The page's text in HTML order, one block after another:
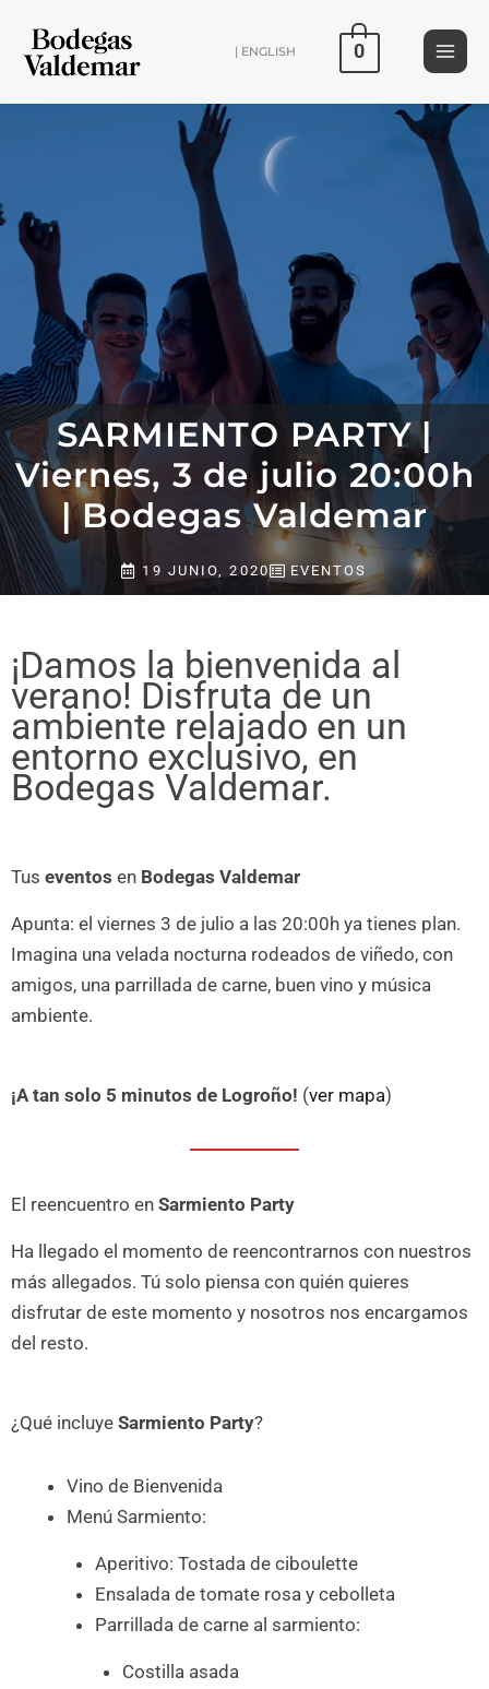
contenido
| ENGLISH 0
SARMIENTO PARTY |
Viernes, 3 de julio 20:00h
| Bodegas Valdemar
19 JUNIO, 2020 EVENTOS
¡Damos la bienvenida al
verano! Disfruta de un
ambiente relajado en un
entorno exclusivo, en
Bodegas Valdemar.
Tus eventos en Bodegas Valdemar
Apunta: el viernes 3 de julio a las 20:00h ya tienes plan.
Imagina una velada nocturna rodeados de viñedo, con
amigos, una parrillada de carne, buen vino y música
ambiente.
¡A tan solo 5 minutos de Logroño! (ver mapa)
El reencuentro en Sarmiento Party
Ha llegado el momento de reencontrarnos con nuestros
más allegados. Tú solo piensa con quién quieres
disfrutar de este momento y nosotros nos encargamos
del resto.
¿Qué incluye Sarmiento Party?
Vino de Bienvenida
Menú Sarmiento:
Aperitivo: Tostada de ciboulette
Ensalada de tomate rosa y cebolleta
Parrillada de carne al sarmiento:
Costilla asada